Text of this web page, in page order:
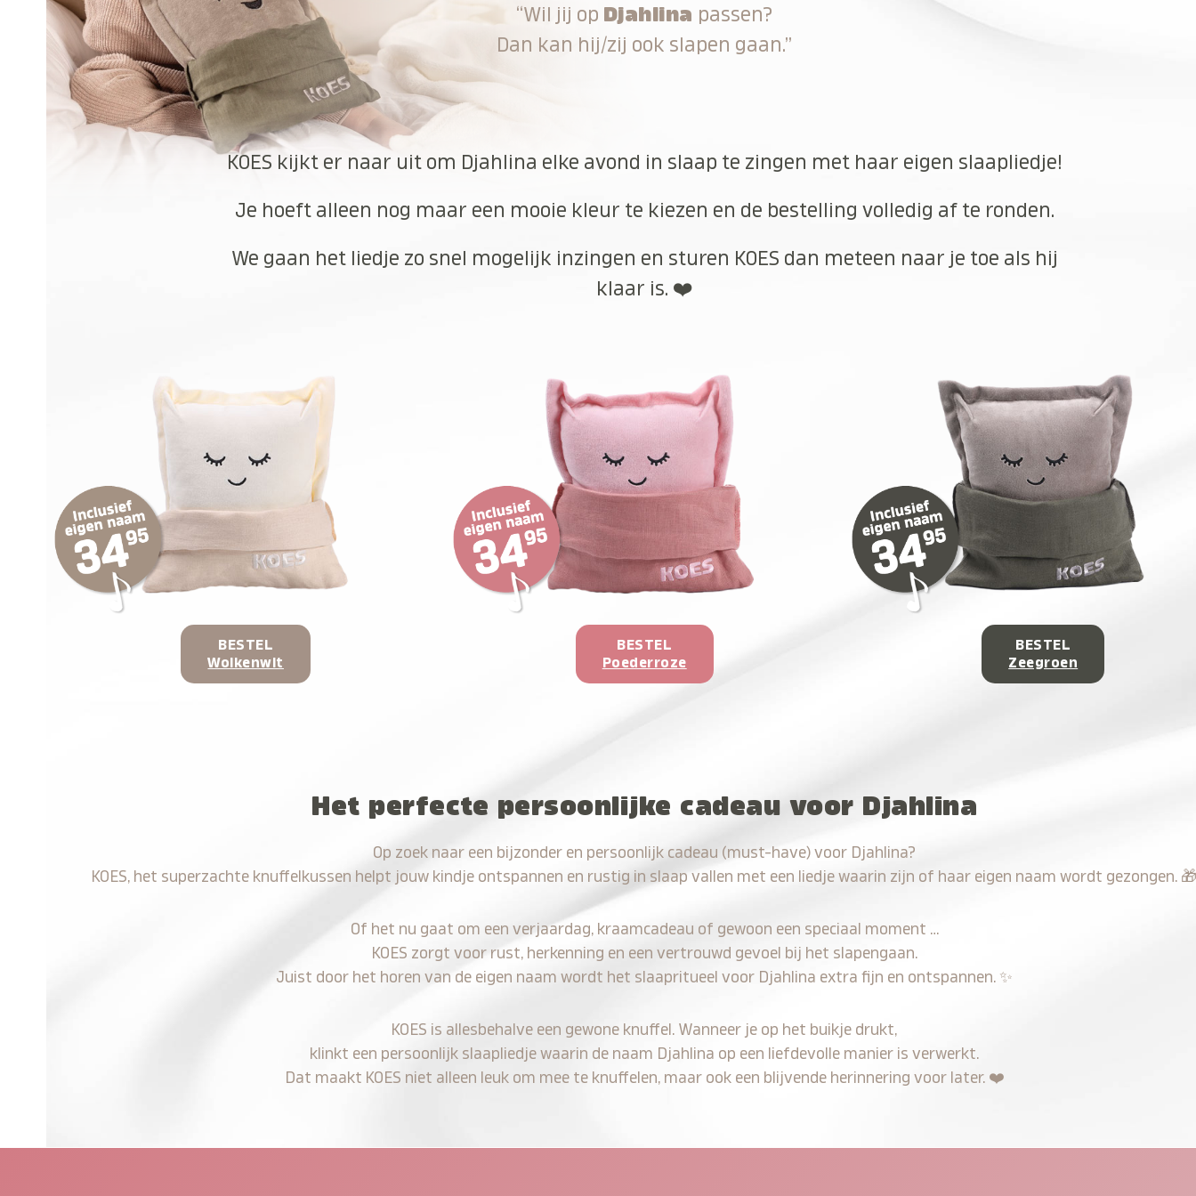
“Wil jij op Djahlina passen?
Dan kan hij/zij ook slapen gaan.”
KOES kijkt er naar uit om Djahlina elke avond in slaap te zingen met haar eigen slaapliedje!
Je hoeft alleen nog maar een mooie kleur te kiezen en de bestelling volledig af te ronden.
We gaan het liedje zo snel mogelijk inzingen en sturen KOES dan meteen naar je toe als hij
klaar is. ❤️
BESTEL
Wolkenwit
BESTEL
Poederroze
BESTEL
Zeegroen
Het perfecte persoonlijke cadeau voor Djahlina
Op zoek naar een bijzonder en persoonlijk cadeau (must-have) voor Djahlina?
KOES, het superzachte knuffelkussen helpt jouw kindje ontspannen en rustig in slaap vallen met een liedje waarin zijn of haar eigen naam wordt gezongen.
Of het nu gaat om een verjaardag, kraamcadeau of gewoon een speciaal moment …
KOES zorgt voor rust, herkenning en een vertrouwd gevoel bij het slapengaan.
Juist door het horen van de eigen naam wordt het slaapritueel voor Djahlina extra fijn en ontspannen. ✨
KOES is allesbehalve een gewone knuffel. Wanneer je op het buikje drukt,
klinkt een persoonlijk slaapliedje waarin de naam Djahlina op een liefdevolle manier is verwerkt.
Dat maakt KOES niet alleen leuk om mee te knuffelen, maar ook een blijvende herinnering voor later. ❤️